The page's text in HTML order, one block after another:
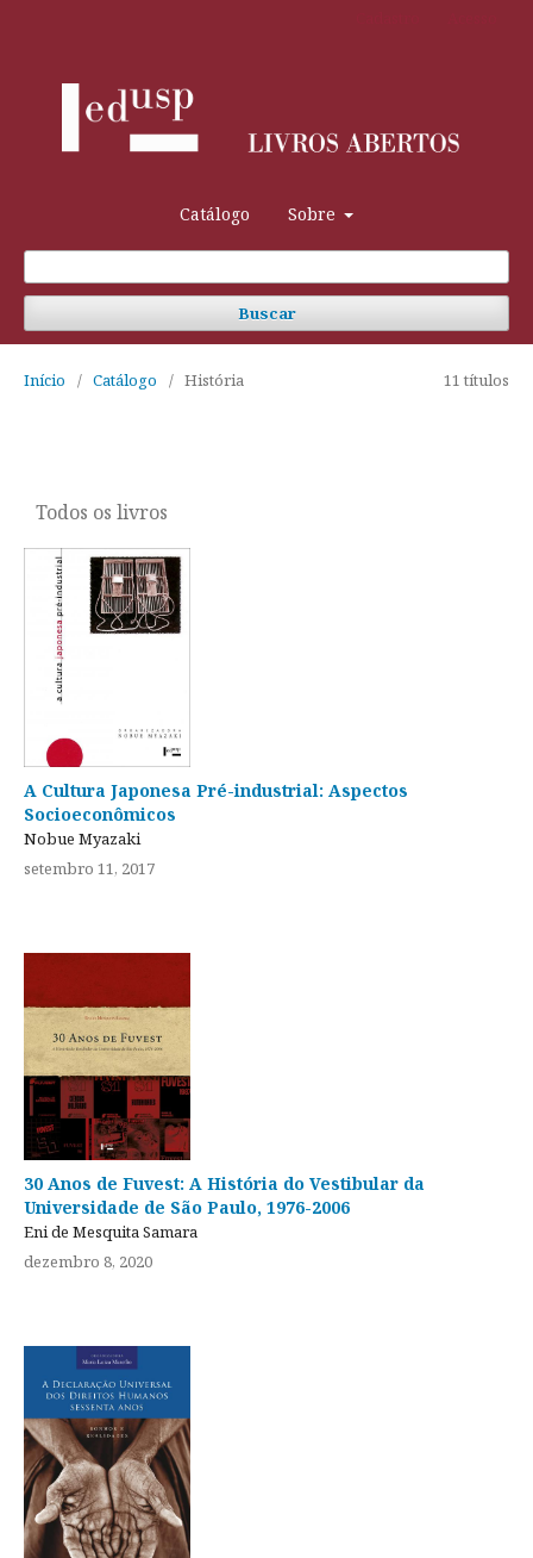
Catálogo Sobre
Buscar
Início / Catálogo / História 11 títulos
Todos os livros
A Cultura Japonesa Pré-industrial: Aspectos
Socioeconômicos
Nobue Myazaki
setembro 11, 2017
30 Anos de Fuvest: A História do Vestibular da
Universidade de São Paulo, 1976-2006
Eni de Mesquita Samara
dezembro 8, 2020